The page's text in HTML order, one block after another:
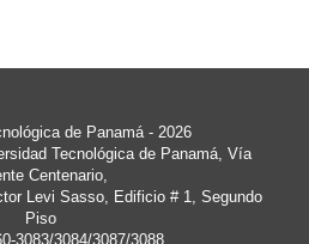
de Panamá - 2026
Tecnológica de Panamá, Vía
Centenario,
Levi Sasso, Edificio # 1, Segundo
Piso
3083/3084/3087/3088